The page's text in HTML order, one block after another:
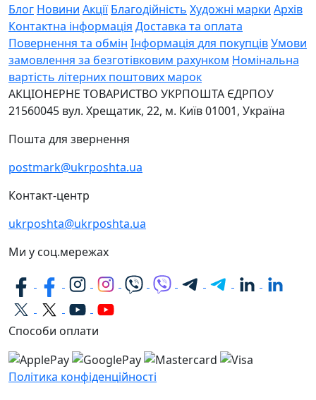
Блог Новини Акції Благодійність Художні марки Архів
Контактна інформація Доставка та оплата
Повернення та обмін Інформація для покупцівУмови
замовлення за безготівковим рахунком Номінальна
вартість літерних поштових марок
АКЦІОНЕРНЕ ТОВАРИСТВО УКРПОШТА ЄДРПОУ
21560045 вул. Хрещатик, 22, м. Київ01001, Україна
Пошта для звернення
postmark@ukrposhta.ua
Контакт-центр
ukrposhta@ukrposhta.ua
Ми у соц.мережах
Способи оплати
Політика конфіденційності